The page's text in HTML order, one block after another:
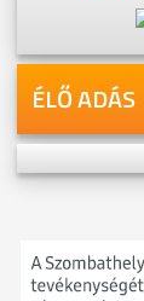
ÉLŐ ADÁS